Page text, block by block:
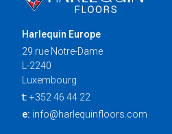
Harlequin Europe
29 rue Notre-Dame
L-2240
Luxembourg
t: +352 46 44 22
e: info@harlequinfloors.com